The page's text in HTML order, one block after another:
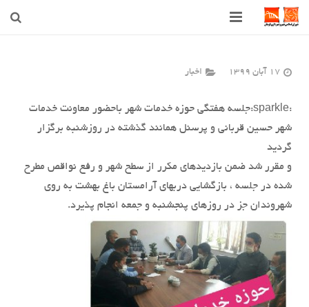
شورای اسلامی شهر قوچان
اخبار روز
ارتباط با ما
17 آبان 1399 اخبار
:sparkle:جلسه هفتگی حوزه خدمات شهر باحضور معاونت خدمات
شهر حسین قربانی و پرسنل همانند گذشته در روزشنبه برگزار
گردید
و مقرر شد ضمن بازدیدهای مکرر از سطح شهر و رفع نواقص مطرح
شده در جلسه ، بازگشایی دربهای آرامستان باغ بهشت به روی
شهروندان جز در روزهای پنجشنبه و جمعه انجام پذیرد.